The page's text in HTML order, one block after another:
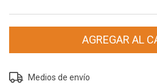
Entregas para el CP:
Medios de envío